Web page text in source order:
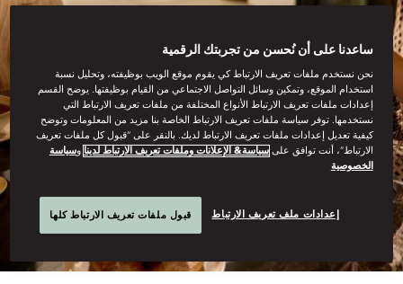
ساعدنا على أن نُحسن من تجربتك الرقمية
نحن نستخدم ملفات تعريف الارتباط كي يقوم موقع الويب بوظيفته، وتحليل نسبة
استخدام الموقع، وتمكين وسائل التواصل الاجتماعي من القيام بوظيفتها. يوضح القسم
إعدادات ملفات تعريف الارتباط الأنواع المختلفة من ملفات تعريف الارتباط التي
نستخدمها. توفر سياسة ملفات تعريف الارتباط الخاصة بنا مزيد من المعلومات وتوضح
كيفية تعديل إعدادات ملفات تعريف الارتباط لديك. بالنقر على “قبول كل ملفات تعريف
الارتباط”، أنت توافق علىسياسة& الإعلانات وملفات تعريف الارتباط لدينا وسياسة
الخصوصية
إعدادات ملف تعريف الارتباط قبول ملفات تعريف الارتباط كلها